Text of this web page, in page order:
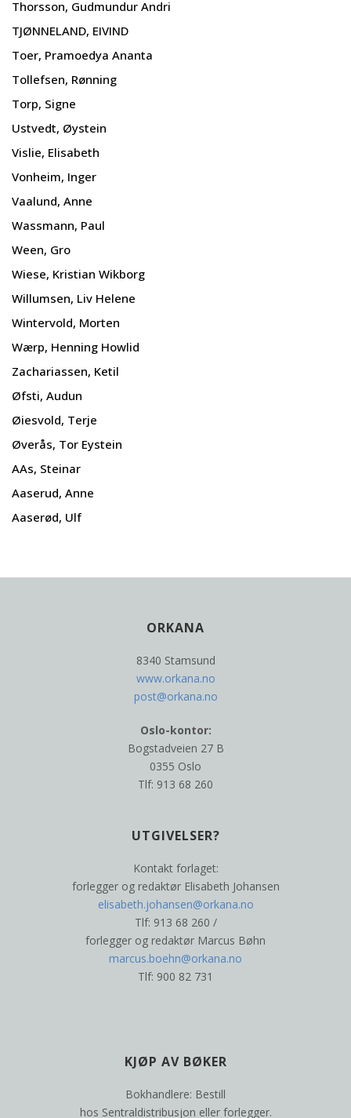
Thorsson, Gudmundur Andri
TJØNNELAND, EIVIND
Toer, Pramoedya Ananta
Tollefsen, Rønning
Torp, Signe
Ustvedt, Øystein
Vislie, Elisabeth
Vonheim, Inger
Vaalund, Anne
Wassmann, Paul
Ween, Gro
Wiese, Kristian Wikborg
Willumsen, Liv Helene
Wintervold, Morten
Wærp, Henning Howlid
Zachariassen, Ketil
Øfsti, Audun
Øiesvold, Terje
Øverås, Tor Eystein
AAs, Steinar
Aaserud, Anne
Aaserød, Ulf
ORKANA
8340 Stamsund
www.orkana.no
post@orkana.no
Oslo-kontor:
Bogstadveien 27 B
0355 Oslo
Tlf: 913 68 260
UTGIVELSER?
Kontakt forlaget:
forlegger og redaktør Elisabeth Johansen
elisabeth.johansen@orkana.no
Tlf: 913 68 260 /
forlegger og redaktør Marcus Bøhn
marcus.boehn@orkana.no
Tlf: 900 82 731
KJØP AV BØKER
Bokhandlere: Bestill
hos Sentraldistribusjon eller forlegger.